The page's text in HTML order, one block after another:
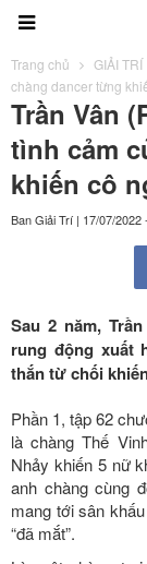
Trang chủ GIẢI TRÍ
chàng dancer từng
Trần Vân
tình cảm
khiến cô
Ban Giải Trí | 17/07/2022
Sau 2 năm,
rung động xuất
thắn từ chối
Phần 1, tập 62
là chàng Thế
Nhảy khiến 5 nữ
anh chàng cùng
mang tới sân
“đã mắt”.